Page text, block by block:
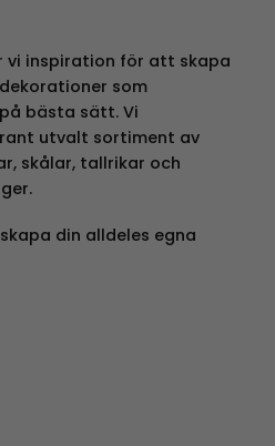
vi inspiration för att skapa
som
bästa sätt. Vi
utvalt sortiment av
skålar, tallrikar och
din alldeles egna